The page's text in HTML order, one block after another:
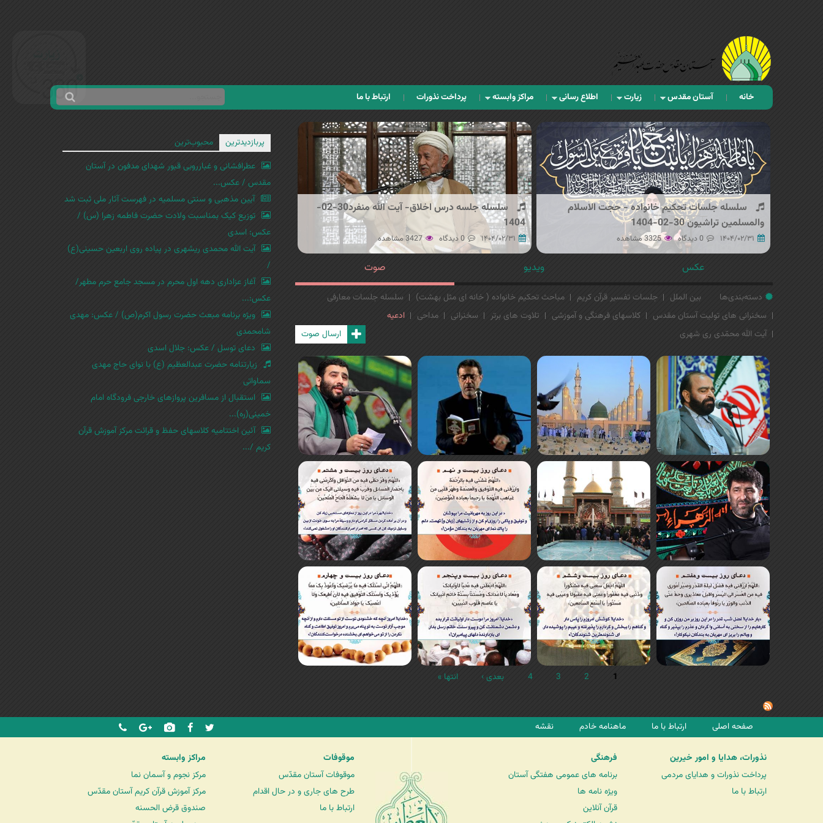
خانه آستان مقدس زیارت اطلاع رسانی مراکز وابسته پرداخت نذورات ارتباط با ما
ف
س
ت
ج
و
س
سلسله جلسات تحکیم خانواده - حجت الاسلام
والمسلمین تراشیون 30-02-1404
۱۴۰۴/۰۲/۳۱ 0 دیدگاه 3325 مشاهده
سلسله جلسه درس اخلاق- آیت الله منفرد30-02-
1404
۱۴۰۴/۰۲/۳۱ 0 دیدگاه 3427 مشاهده
عکس ویدیو صوت
دسته‌بندی‌ها بین الملل جلسات تفسیر قرآن کریم مباحث تحکیم خانواده ( خانه ای مثل بهشت)
سلسله جلسات معارفی
سخنرانی های تولیت آستان مقدس
کلاسهای فرهنگی و آموزشی تلاوت های برتر سخنرانی مداحی
ادعیه
آیت الله محمّدی ری شهری
ارسال صوت
ص
ف
ح
ه‌
ه
1
2
3
4 بعدی › انتها »
پربازدیدترین
محبوب‌ترین
عطرافشانی و غبارروبی قبور شهدای مدفون در آستان
مقدس / عکس...
آیین مذهبی و سنتی مسلمیه در فهرست آثار ملی ثبت شد
توزیع کیک بمناسبت ولادت حضرت فاطمه زهرا (س) /
عکس: اسدی
آیت الله محمدی ریشهری در پیاده روی اربعین حسینی(ع)
/
آغاز عزاداری دهه اول محرم در مسجد جامع حرم مطهر/
عکس:...
ویژه برنامه مبعث حضرت رسول اکرم(ص) / عکس: مهدی
شامحمدی
دعای توسل / عکس: جلال اسدی
زیارتنامه حضرت عبدالعظیم (ع) با نوای حاج مهدی
سماواتی
استقبال از مسافرین پروازهای خارجی فرودگاه امام
خمینی(ره)...
آئین اختتامیه کلاسهای حفظ و قرائت مرکز آموزش قرآن
کریم /...
صفحه اصلی ارتباط با ما ماهنامه خادم نقشه
نذورات، هدایا و امور خیرین
پرداخت نذورات و هدایای مردمی
ارتباط با ما
فرهنگی
برنامه های عمومی هفتگی آستان
ویژه نامه ها
قرآن آنلاین
موقوفات
موقوفات آستان مقدّس
طرح های جاری و در حال اقدام
ارتباط با ما
مراکز وابسته
مرکز نجوم و آسمان نما
مرکز آموزش قرآن کریم آستان مقدّس
صندوق قرض الحسنه